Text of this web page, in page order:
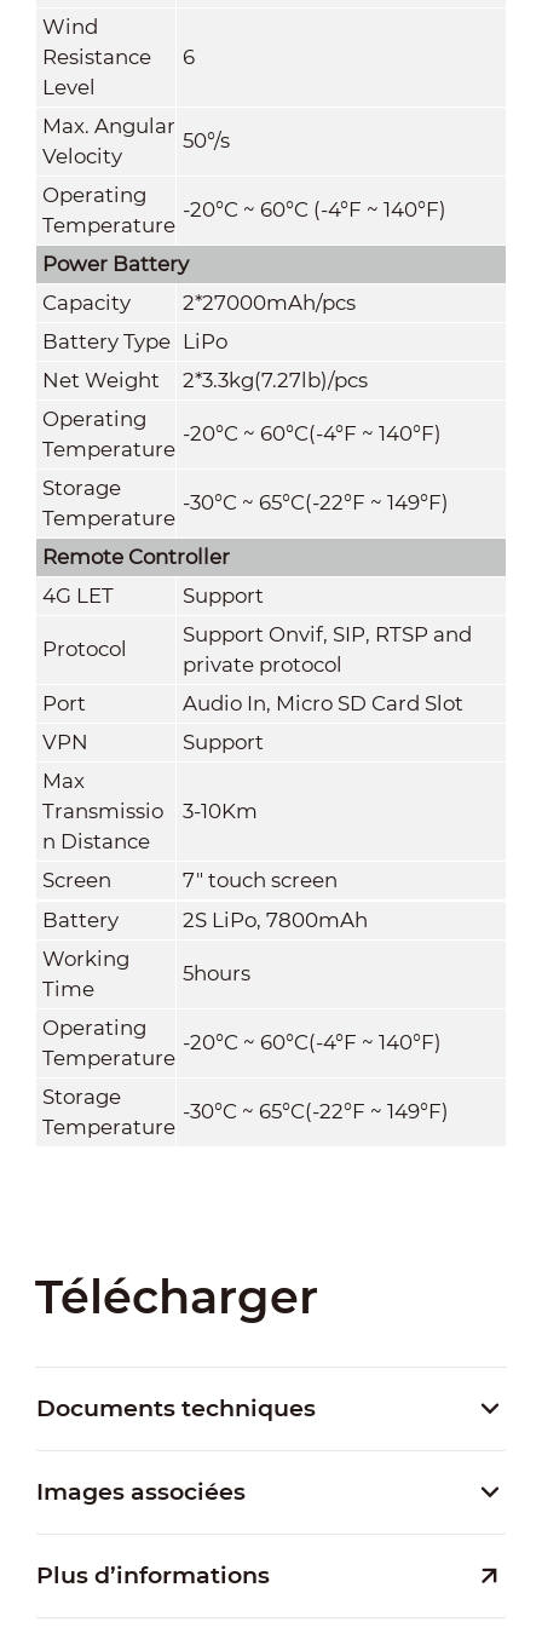
Wind
Resistance
Level
6
Max. Angular
Velocity
50°/s
Operating
Temperature
-20°C ~ 60°C (-4°F ~ 140°F)
Power Battery
Capacity
2*27000mAh/pcs
Battery Type
LiPo
Net Weight
2*3.3kg(7.27lb)/pcs
Operating
Temperature
-20°C ~ 60°C(-4°F ~ 140°F)
Storage
Temperature
-30°C ~ 65°C(-22°F ~ 149°F)
Remote Controller
4G LET
Support
Protocol
Support Onvif, SIP, RTSP and
private protocol
Port
Audio In, Micro SD Card Slot
VPN
Support
Max
Transmissio
n Distance
3-10Km
Screen
7" touch screen
Battery
2S LiPo, 7800mAh
Working
Time
5hours
Operating
Temperature
-20°C ~ 60°C(-4°F ~ 140°F)
Storage
Temperature
-30°C ~ 65°C(-22°F ~ 149°F)
Télécharger
Documents techniques
Images associées
Plus d’informations